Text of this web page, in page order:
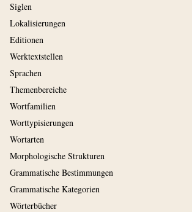
Siglen
Lokalisierungen
Editionen
Werktextstellen
Sprachen
Themenbereiche
Wortfamilien
Worttypisierungen
Wortarten
Morphologische Strukturen
Grammatische Bestimmungen
Grammatische Kategorien
Wörterbücher